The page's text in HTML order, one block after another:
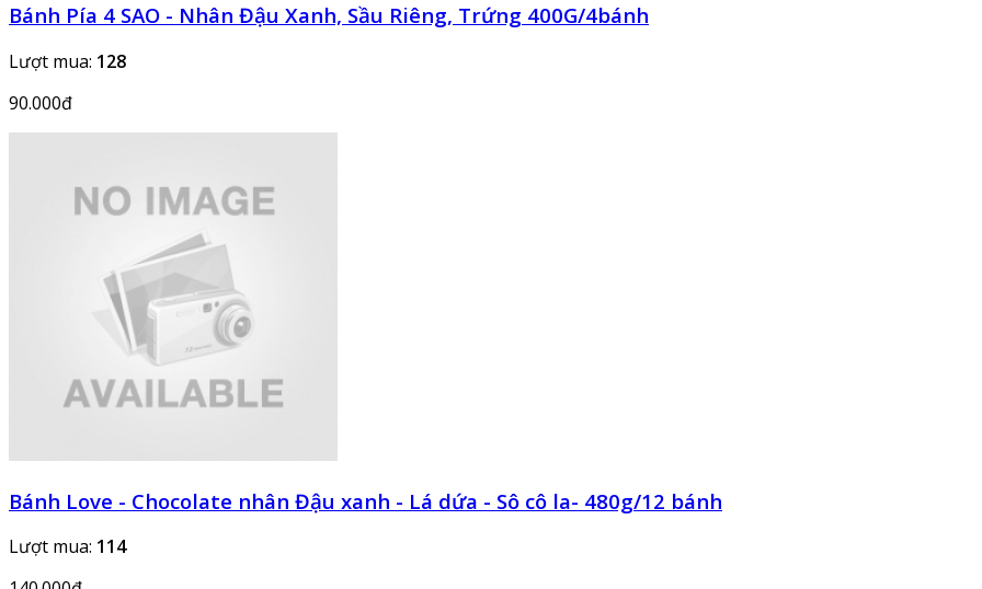
Bánh Pía 4 SAO - Nhân Đậu Xanh, Sầu Riêng, Trứng 400G/4bánh
Lượt mua: 128
90.000đ
Bánh Love - Chocolate nhân Đậu xanh - Lá dứa - Sô cô la- 480g/12 bánh
Lượt mua: 114